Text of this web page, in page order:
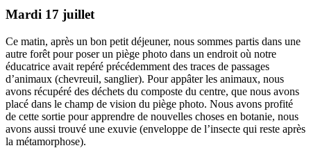
Mardi 17 juillet
Ce matin, après un bon petit déjeuner, nous sommes partis dans une
autre forêt pour poser un piège photo dans un endroit où notre
éducatrice avait repéré précédemment des traces de passages
d’animaux (chevreuil, sanglier). Pour appâter les animaux, nous
avons récupéré des déchets du composte du centre, que nous avons
placé dans le champ de vision du piège photo. Nous avons profité
de cette sortie pour apprendre de nouvelles choses en botanie, nous
avons aussi trouvé une exuvie (enveloppe de l’insecte qui reste après
la métamorphose).